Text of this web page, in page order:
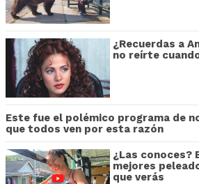
¿Recuerdas a
no reírte
Este fue el polémico programa de
que todos ven por esta razón
¿Las conoces?
mejores
que verás